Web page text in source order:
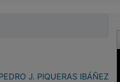
J. PIQUERAS IBÁÑEZ